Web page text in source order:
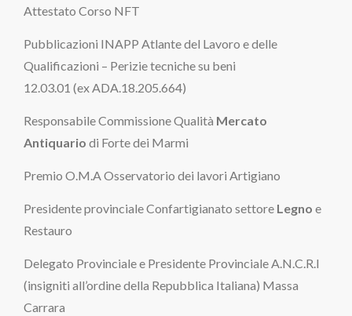
Attestato Corso NFT
Pubblicazioni INAPP Atlante del Lavoro e delle
Qualificazioni – Perizie tecniche su beni
12.03.01 (ex ADA.18.205.664)
Responsabile Commissione Qualità Mercato
Antiquario di Forte dei Marmi
Premio O.M.A Osservatorio dei lavori Artigiano
Presidente provinciale Confartigianato settore Legno e
Restauro
Delegato Provinciale e Presidente Provinciale A.N.C.R.I
(insigniti all’ordine della Repubblica Italiana) Massa
Carrara